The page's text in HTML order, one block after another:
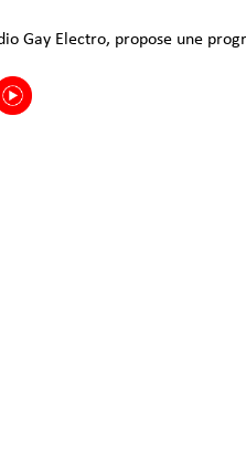
Gay Electro, propose une